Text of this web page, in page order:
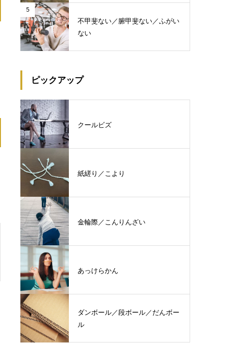
5
不甲斐ない／腑甲斐ない／ふがい
ない
ピックアップ
クールビズ
紙縒り／こより
金輪際／こんりんざい
あっけらかん
ダンボール／段ボール／だんボー
ル